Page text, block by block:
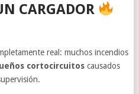
CARGADOR
real: muchos incendios
cortocircuitoscausados